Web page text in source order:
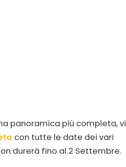
panoramica più completa, vi
con tutte le date dei vari
durerà fino al 2 Settembre.